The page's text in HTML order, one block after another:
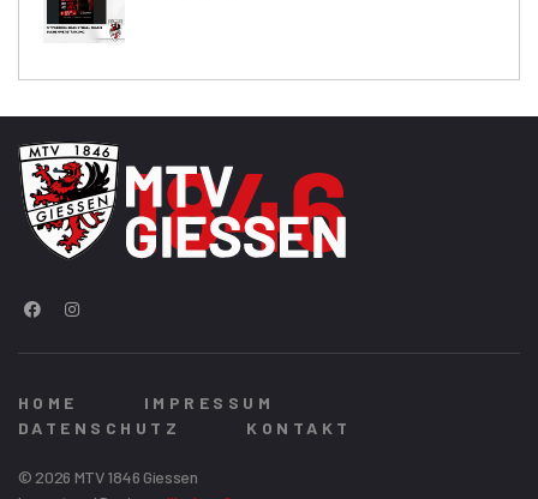
HOME
IMPRESSUM
DATENSCHUTZ
KONTAKT
© 2026 MTV 1846 Giessen